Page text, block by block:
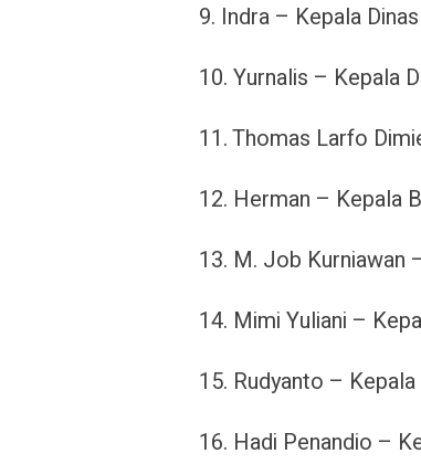
9. Indra – Kepala
10. Yurnalis – Kepala
11. Thomas Larfo
12. Herman – Kepala
13. M. Job Kurniawan
14. Mimi Yuliani –
15. Rudyanto –
16. Hadi Penandio –